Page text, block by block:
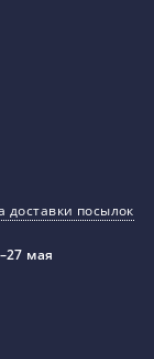
доставки посылок
мая